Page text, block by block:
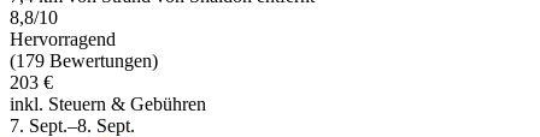
8,8/10
Hervorragend
(179 Bewertungen)
203 €
inkl. Steuern & Gebühren
7. Sept.–8. Sept.